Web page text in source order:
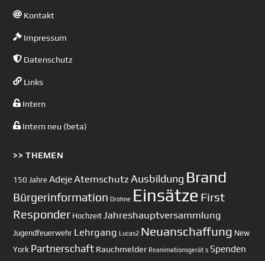
Kontakt
Impressum
Datenschutz
Links
Intern
Intern neu (beta)
>> THEMEN
150 Jahre AdejeAtemschutz Ausbildung Brand
Bürgerinformation Drohne Einsätze First
Responder Hochzeit Jahreshauptversammlung
Jugendfeuerwehr Lehrgang Lucas2 Neuanschaffung New
York Partnerschaft Rauchmelder Reanimationsgerät s Spenden